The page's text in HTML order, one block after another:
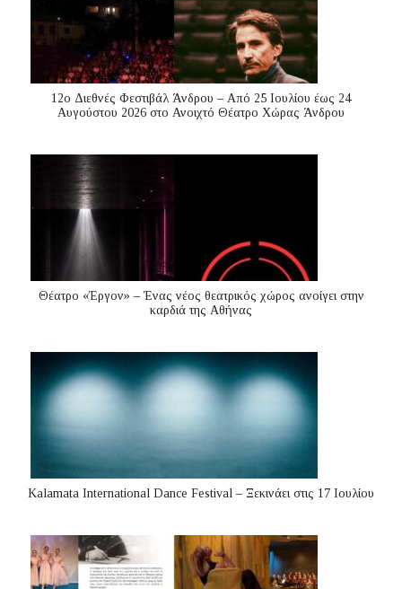
12ο Διεθνές Φεστιβάλ Άνδρου – Από 25 Ιουλίου έως 24
Αυγούστου 2026 στο Ανοιχτό Θέατρο Χώρας Άνδρου
Θέατρο «Έργον» – Ένας νέος θεατρικός χώρος ανοίγει στην
καρδιά της Αθήνας
Kalamata International Dance Festival – Ξεκινάει στις 17 Ιουλίου